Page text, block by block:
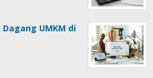
UMKM di